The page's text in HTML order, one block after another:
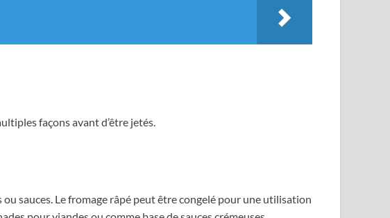
façons avant d’être jetés.
sauces. Le fromage râpé peut être congelé pour une utilisation